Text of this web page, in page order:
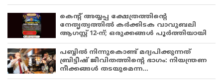
കെന്റ് അയ്യപ്പ ക്ഷേത്രത്തിന്റെ
നേതൃത്വത്തിൽ കർക്കിടക വാവുബലി
ആഗസ്റ്റ് 12-ന്; ഒരുക്കങ്ങൾ പൂർത്തിയായി
പബ്ബില്‍ നിന്നുകൊണ്ട് മദ്യപിക്കുന്നത്
ബ്രിട്ടീഷ് ജീവിതത്തിന്റെ ഭാഗം: നിയന്ത്രണ
നീക്കങ്ങള്‍ തടയുമെന്ന...